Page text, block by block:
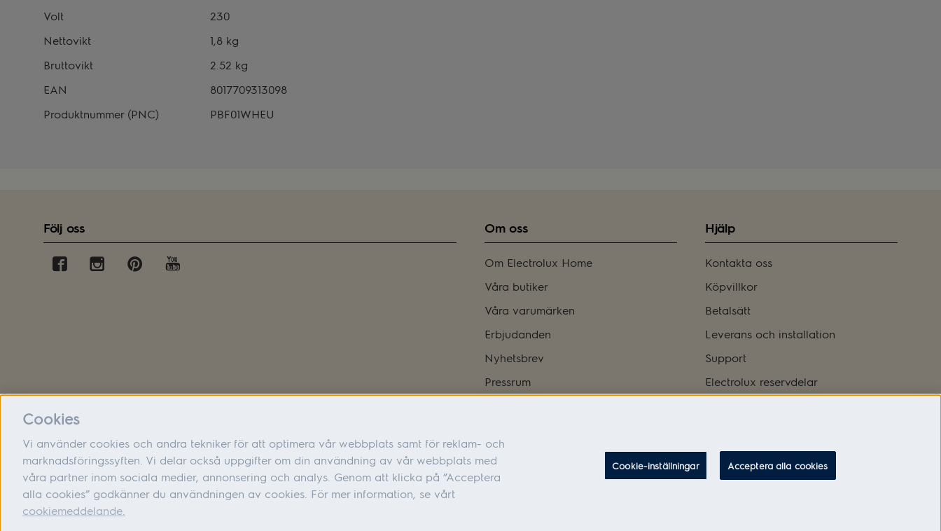
Volt
230
Nettovikt
1,8 kg
Bruttovikt
2.52 kg
EAN
8017709313098
Produktnummer (PNC)
PBF01WHEU
Följ oss Om oss
Om Electrolux Home
Våra butiker
Våra varumärken
Erbjudanden
Nyhetsbrev
Pressrum
Tillgänglighetsredogörelse
Cookies
Hjälp
Kontakta oss
Köpvillkor
Betalsätt
Leverans och installation
Support
Electrolux reservdelar
Cookies
Vi använder cookies och andra tekniker för att optimera vår webbplats samt för reklam- och
marknadsföringssyften. Vi delar också uppgifter om din användning av vår webbplats med
våra partner inom sociala medier, annonsering och analys. Genom att klicka på ”Acceptera
alla cookies” godkänner du användningen av cookies. För mer information, se vårt
cookiemeddelande.
Cookie-inställningar Acceptera alla cookies